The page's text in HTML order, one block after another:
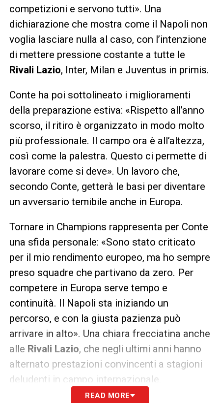
competizioni e servono tutti». Una
dichiarazione che mostra come il Napoli non
voglia lasciare nulla al caso, con l’intenzione
di mettere pressione costante a tutte le
Rivali Lazio, Inter, Milan e Juventus in primis.
Conte ha poi sottolineato i miglioramenti
della preparazione estiva: «Rispetto all’anno
scorso, il ritiro è organizzato in modo molto
più professionale. Il campo ora è all’altezza,
così come la palestra. Questo ci permette di
lavorare come si deve». Un lavoro che,
secondo Conte, getterà le basi per diventare
un avversario temibile anche in Europa.
Tornare in Champions rappresenta per Conte
una sfida personale: «Sono stato criticato
per il mio rendimento europeo, ma ho sempre
preso squadre che partivano da zero. Per
competere in Europa serve tempo e
continuità. Il Napoli sta iniziando un
percorso, e con la giusta pazienza può
arrivare in alto». Una chiara frecciatina anche
alle Rivali Lazio, che negli ultimi anni hanno
alternato prestazioni convincenti a stagioni
deludenti in campo internazionale.
READ MORE